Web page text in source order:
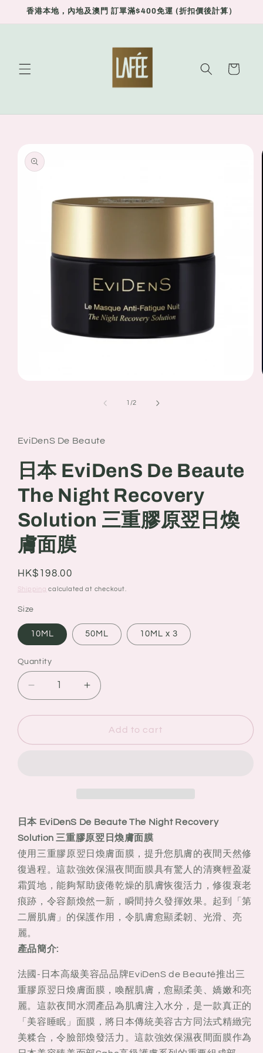
Skip to
香港本地，內地及澳門 訂單滿$400免運 (折扣價後計算）
Cart
product
information
1 /of
2
EviDenS De Beaute
日本 EviDenS De Beaute
The Night Recovery
Solution 三重膠原翌日煥
膚面膜
Regular
price
HK$198.00
Shipping calculated at checkout.
Size
10ML 50ML 10ML x 3
Quantity
Quantity
Decrease
quantity
for
本
Recovery
Solution
三
重
膠
原
翌
煥
面
膜
Increase
quantity
for
本
Beaute
The
Recovery
Solution
三
重
膠
原
翌
面
膜
Add to cart
日本 EviDenS De Beaute The Night Recovery
Solution 三重膠原翌日煥膚面膜
使用三重膠原翌日煥膚面膜，提升您肌膚的夜間天然修
復過程。這款強效保濕夜間面膜具有驚人的清爽輕盈凝
霜質地，能夠幫助疲倦乾燥的肌膚恢復活力，修復衰老
痕跡，令容顏煥然一新，瞬間持久發揮效果。起到「第
二層肌膚」的保護作用，令肌膚愈顯柔韌、光滑、亮
麗。
產品簡介:
法國-日本高級美容品品牌EviDenS de Beauté推出三
重膠原翌日煥膚面膜，喚醒肌膚，愈顯柔美、嬌嫩和亮
麗。這款夜間水潤產品為肌膚注入水分，是一款真正的
「美容睡眠」面膜，將日本傳統美容古方同法式精緻完
美糅合，令臉部煥發活力。這款強效保濕夜間面膜作為